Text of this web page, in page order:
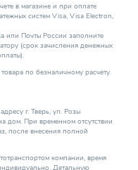
в магазине и при оплате
систем Visa, Visa Electron,
или Почты России заполните
(срок зачисления денежных
по безналичному расчету.
г. Тверь, ул. Розы
дом. При временном отсутствии
после внесения полной
компании, время
Детальную